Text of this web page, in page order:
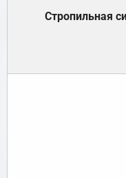
Стропильная